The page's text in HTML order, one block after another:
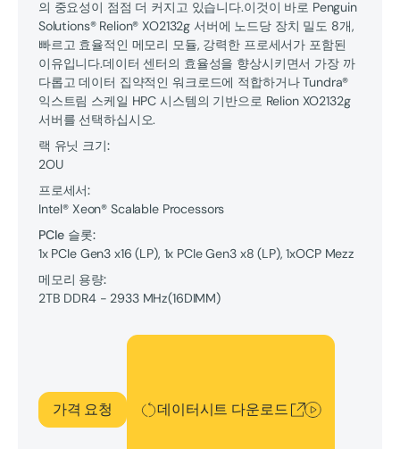
의 중요성이 점점 더 커지고 있습니다.이것이 바로 Penguin
Solutions® Relion® XO2132g 서버에 노드당 장치 밀도 8개,
빠르고 효율적인 메모리 모듈, 강력한 프로세서가 포함된
이유입니다.데이터 센터의 효율성을 향상시키면서 가장 까
다롭고 데이터 집약적인 워크로드에 적합하거나 Tundra®
익스트림 스케일 HPC 시스템의 기반으로 Relion XO2132g
서버를 선택하십시오.
랙 유닛 크기:
2OU
프로세서:
Intel® Xeon® Scalable Processors
PCIe 슬롯:
1x PCIe Gen3 x16 (LP), 1x PCIe Gen3 x8 (LP), 1xOCP Mezz
메모리 용량:
2TB DDR4 - 2933 MHz(16DIMM)
가격 요청 데이터시트 다운로드
데이터시트 다운로드